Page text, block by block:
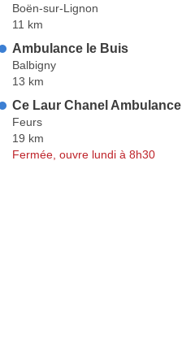
Boën-sur-Lignon
11 km
Ambulance le Buis
Balbigny
13 km
Ce Laur Chanel Ambulance
Feurs
19 km
Fermée, ouvre lundi à 8h30